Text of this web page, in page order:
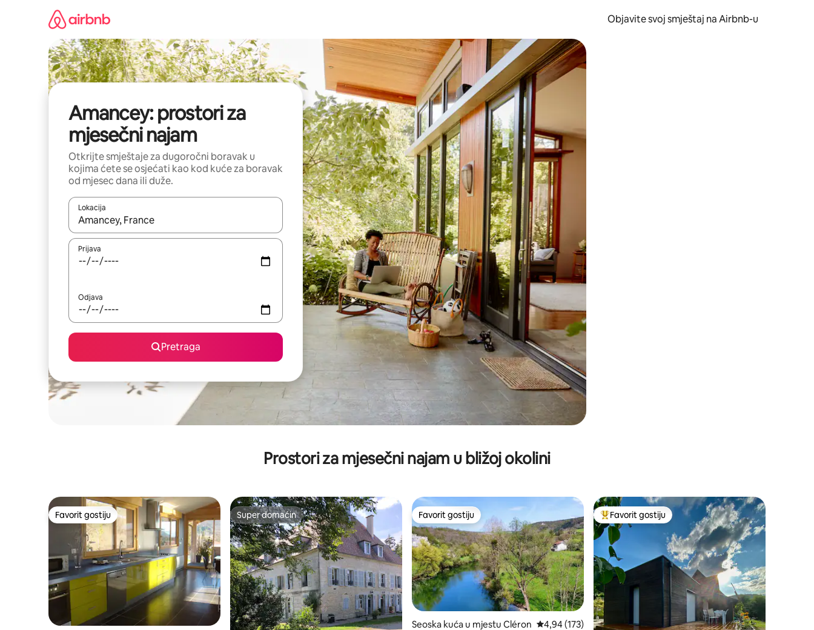
Objavite svoj smještaj na Airbnb-u
Amancey: prostori za
mjesečni najam
Otkrijte smještaje za dugoročni boravak u
kojima ćete se osjećati kao kod kuće za boravak
od mjesec dana ili duže.
Lokacija
Kad su rezultati dostupni, možete da se krećete kroz njih pomoću strelica nagore i nadolje, kao i da ih istražujte dodirom ili prevlačenjem.
Prijava
Odjava
Pretraga
Prostori za mjesečni najam u bližoj okolini
Favorit gostiju
Favorit gostiju Super domaćin
Super domaćin Favorit gostiju
Favorit gostiju
Seoska kuća u mjestu Cléron prosječna ocjena 4,94 od 5, recenzija: 173
4,94 (173)
Glavni favorit gostiju
Favorit gostiju